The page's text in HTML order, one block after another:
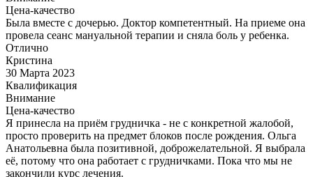
Цена-качество
Была вместе с дочерью. Доктор компетентный. На приеме она
провела сеанс мануальной терапии и сняла боль у ребенка.
Отлично
Кристина
30 Марта 2023
Квалификация
Внимание
Цена-качество
Я принесла на приём грудничка - не с конкретной жалобой,
просто проверить на предмет блоков после рождения. Ольга
Анатольевна была позитивной, доброжелательной. Я выбрала
её, потому что она работает с грудничками. Пока что мы не
закончили курс лечения.